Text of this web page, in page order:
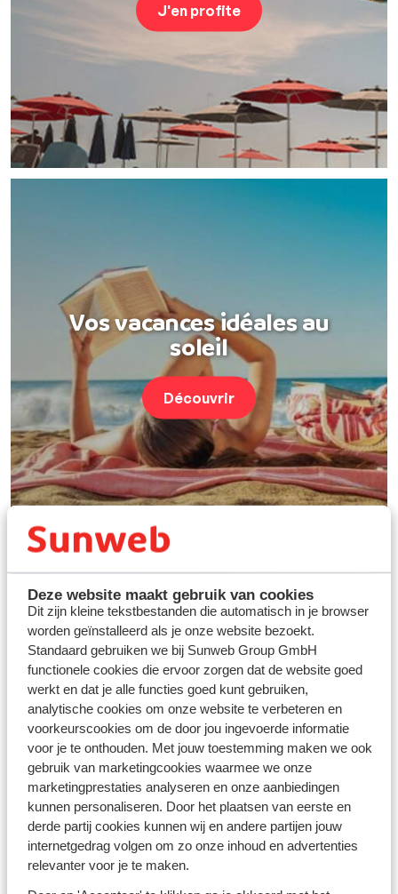
Deze website maakt gebruik van cookies
Dit zijn kleine tekstbestanden die automatisch in je browser
worden geïnstalleerd als je onze website bezoekt.
Standaard gebruiken we bij Sunweb Group GmbH
functionele cookies die ervoor zorgen dat de website goed
werkt en dat je alle functies goed kunt gebruiken,
analytische cookies om onze website te verbeteren en
voorkeurscookies om de door jou ingevoerde informatie
voor je te onthouden. Met jouw toestemming maken we ook
gebruik van marketingcookies waarmee we onze
marketingprestaties analyseren en onze aanbiedingen
kunnen personaliseren. Door het plaatsen van eerste en
derde partij cookies kunnen wij en andere partijen jouw
internetgedrag volgen om zo onze inhoud en advertenties
relevanter voor je te maken.
J'en profite
Vos vacances idéales au
soleil
Découvrir
Vos vacances idéales au
ski
Découvrir